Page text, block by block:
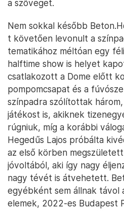
a szöveget.
Nem sokkal később
t követően levonult a
tematikához méltóan egy
halftime show is helyet
csatlakozott a Dome előtt
pompomcsapat és a
színpadra szólítottak
játékost is, akiknek
rúgniuk, míg a korábbi
Hegedűs Lajos próbálta
az első körben
jóvoltából, aki így nagy
nagy tévét is átvehetett.
egyébként sem állnak távol
elemek, 2022-es Budapest